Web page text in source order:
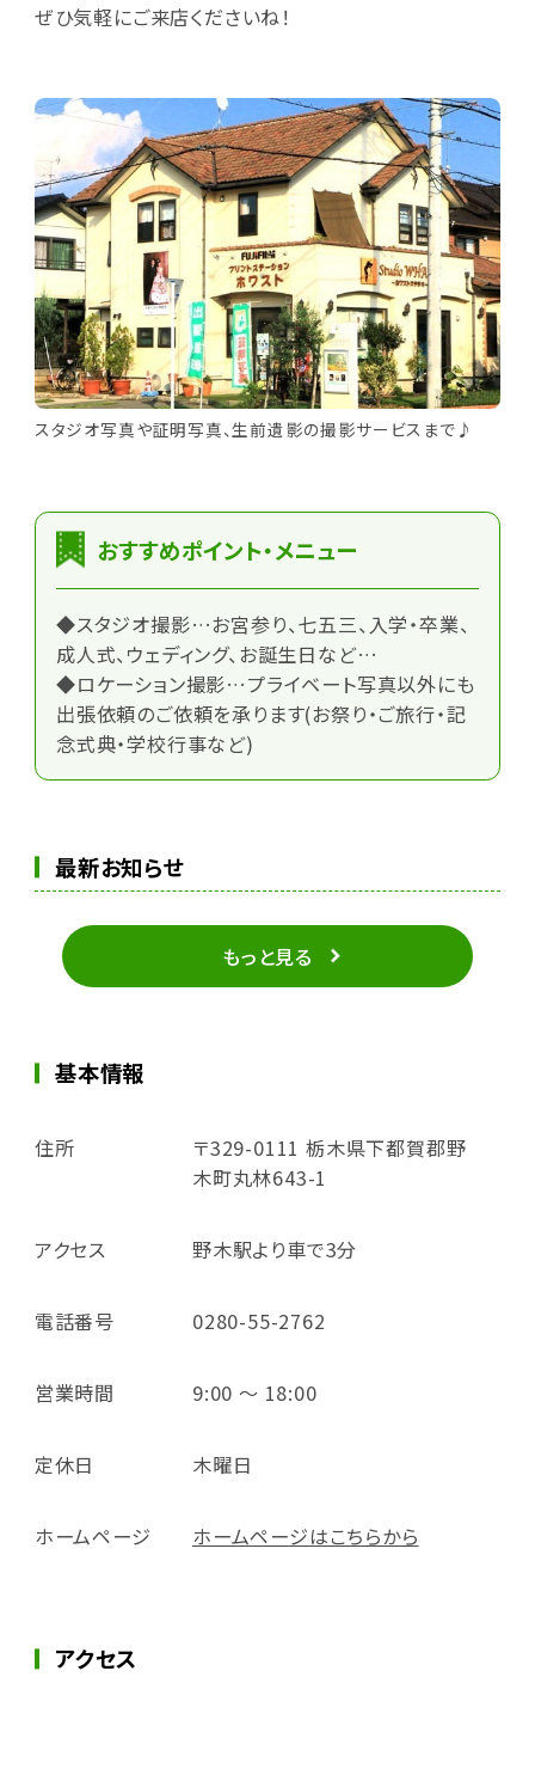
ぜひ気軽にご来店くださいね！
スタジオ写真や証明写真、生前遺影の撮影サービスまで♪
おすすめポイント・メニュー
◆スタジオ撮影…お宮参り、七五三、入学・卒業、
成人式、ウェディング、お誕生日など…
◆ロケーション撮影…プライベート写真以外にも
出張依頼のご依頼を承ります(お祭り・ご旅行・記
念式典・学校行事など)
最新お知らせ
もっと見る
基本情報
住所
〒329-0111 栃木県下都賀郡野
木町丸林643-1
アクセス 野木駅より車で3分
電話番号 0280-55-2762
営業時間 9:00 ～ 18:00
定休日 木曜日
ホームページ ホームページはこちらから
アクセス